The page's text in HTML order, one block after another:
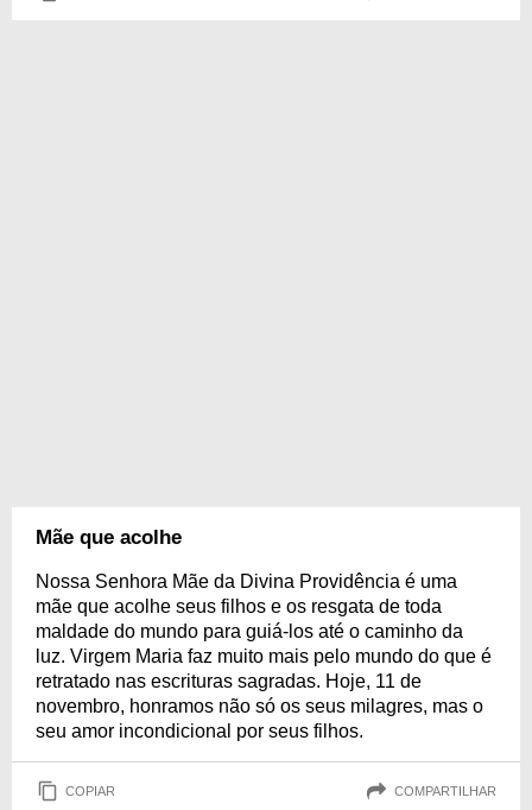
Mãe que acolhe
Nossa Senhora Mãe da Divina Providência é uma
mãe que acolhe seus filhos e os resgata de toda
maldade do mundo para guiá-los até o caminho da
luz. Virgem Maria faz muito mais pelo mundo do que é
retratado nas escrituras sagradas. Hoje, 11 de
novembro, honramos não só os seus milagres, mas o
seu amor incondicional por seus filhos.
COPIAR COMPARTILHAR